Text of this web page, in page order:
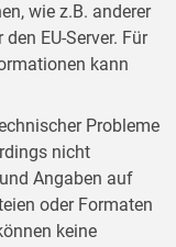
wie z.B. anderer
EU-Server. Für
kann
Probleme
nicht
Angaben auf
oder Formaten
keine